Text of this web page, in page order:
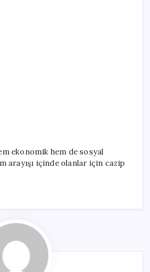
ekonomik hem de sosyal
arayışı içinde olanlar için cazip